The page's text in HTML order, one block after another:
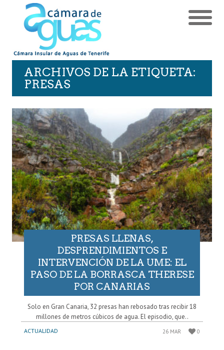
ARCHIVOS DE LA ETIQUETA:
PRESAS
PRESAS LLENAS,
DESPRENDIMIENTOS E
INTERVENCIÓN DE LA UME: EL
PASO DE LA BORRASCA THERESE
POR CANARIAS
Solo en Gran Canaria, 32 presas han rebosado tras recibir 18
millones de metros cúbicos de agua. El episodio, que..
ACTUALIDAD 26 MAR 0